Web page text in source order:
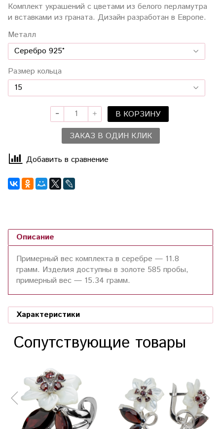
Комплект украшений с цветами из белого перламутра
и вставками из гранатa. Дизайн разработан в Европе.
Металл
Размер кольца
В КОРЗИНУ
ЗАКАЗ В ОДИН КЛИК
Добавить в сравнение
Описание
Примерный вес комплекта в серебре — 11.8
грамм. Изделия доступны в золоте 585 пробы,
примерный вес — 15.34 грамм.
Характеристики
Сопутствующие товары